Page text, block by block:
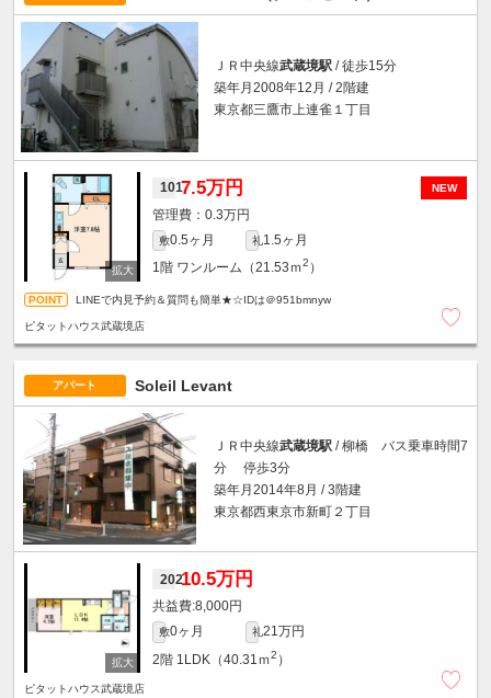
ＪＲ中央線武蔵境駅 / 徒歩15分
築年月2008年12月 / 2階建
東京都三鷹市上連雀１丁目
NEW
1017.5万円
0.3万円
敷0.5ヶ月 礼1.5ヶ月
1階 ワンルーム（21.53ｍ2 ）
LINEで内見予約＆質問も簡単★☆IDは＠951bmnyw
ピタットハウス武蔵境店
アパート Soleil Levant
ＪＲ中央線武蔵境駅 / 柳橋 バス乗車時間7
分 停歩3分
築年月2014年8月 / 3階建
東京都西東京市新町２丁目
20210.5万円
8,000円
敷0ヶ月 礼21万円
2階 1LDK（40.31ｍ2 ）
ピタットハウス武蔵境店